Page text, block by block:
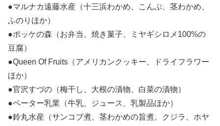
●マルナカ遠藤水産（十三浜わかめ、こんぶ、茎わかめ、
ふのりほか）
●ポッケの森（お弁当、焼き菓子、ミヤギシロメ100%の
豆腐）
●Queen Of Fruits（アメリカンクッキー、ドライフラワー
ほか）
●官沢すづの（梅干し、大根の漬物、白菜の漬物）
●ペーター乳業（牛乳、ジュース、乳製品ほか）
●鈴丸水産（サンコブ煮、茎わかめの旨煮、クジラ、ホヤ